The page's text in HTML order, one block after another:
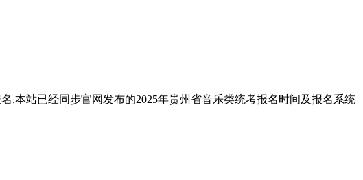
,本站已经同步官网发布的2025年贵州省音乐类统考报名时间及报名系统